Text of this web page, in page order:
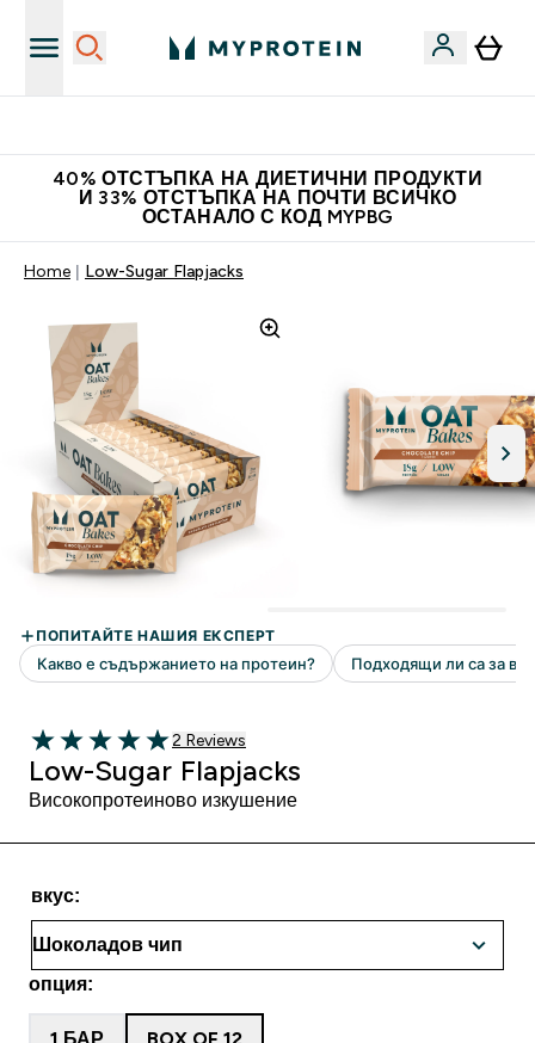
40% ОТСТЪПКА НА ДИЕТИЧНИ ПРОДУКТИ
И 33% ОТСТЪПКА НА ПОЧТИ ВСИЧКО
ОСТАНАЛО С КОД MYPBG
Home Low-Sugar Flapjacks
5 out of 5 stars
2 Ревюта
2 Reviews
Low-Sugar Flapjacks
Високопротеиново изкушение
вкус:
опция:
1 БАР BOX OF 12